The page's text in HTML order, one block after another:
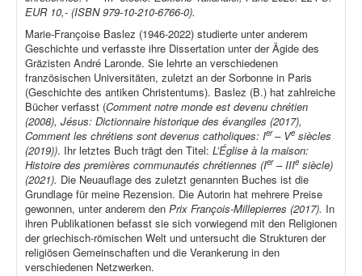
EUR 10,- (ISBN 979-10-210-6766-0).
Marie-Françoise Baslez (1946-2022) studierte unter anderem
Geschichte und verfasste ihre Dissertation unter der Ägide des
Gräzisten André Laronde. Sie lehrte an verschiedenen
französischen Universitäten, zuletzt an der Sorbonne in Paris
(Geschichte des antiken Christentums). Baslez (B.) hat zahlreiche
Bücher verfasst (Comment notre monde est devenu chrétien
(2008), Jésus: Dictionnaire historique des évangiles (2017),
Comment les chrétiens sont devenus catholiques: Ier– Ve siècles
(2019)). Ihr letztes Buch trägt den Titel: L’Église à la maison:
Histoire des premières communautés chrétiennes (Ier– IIIe siècle)
(2021). Die Neuauflage des zuletzt genannten Buches ist die
Grundlage für meine Rezension. Die Autorin hat mehrere Preise
gewonnen, unter anderem den Prix François-Millepierres (2017). In
ihren Publikationen befasst sie sich vorwiegend mit den Religionen
der griechisch-römischen Welt und untersucht die Strukturen der
religiösen Gemeinschaften und die Verankerung in den
verschiedenen Netzwerken.